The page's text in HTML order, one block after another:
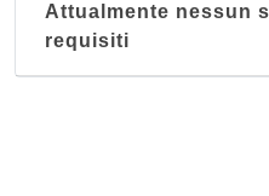
Attualmente nessun
requisiti